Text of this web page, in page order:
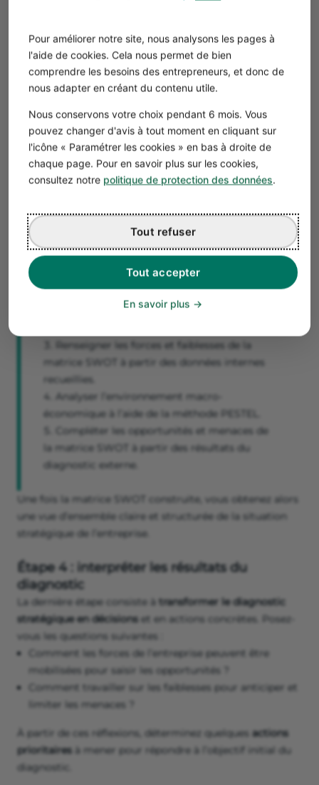
Pour améliorer notre site, nous analysons les pages à
l'aide de cookies. Cela nous permet de bien
comprendre les besoins des entrepreneurs, et donc de
nous adapter en créant du contenu utile.
Nous conservons votre choix pendant 6 mois. Vous
pouvez changer d'avis à tout moment en cliquant sur
l'icône « Paramétrer les cookies » en bas à droite de
chaque page. Pour en savoir plus sur les cookies,
consultez notre politique de protection des données.
Tout accepter
Tout refuser
En savoir plus
N’hésitez pas à mobiliser l'ensemble des parties
prenantes de l'entreprise. Échangez avec votre équipe,
vos fournisseurs et vos clients, afin d’obtenir une vision
plus complète et objective.
Étape 3 : utiliser les outils du diagnostic
stratégique
Les outils du diagnostic permettent de structurer,
classer et interpréter vos données brutes pour mieux les
l’analyse.
chaîne de valeur de Porter dans le
diagnostic interne ainsi que lescinq forces de
Porter pour identifier les activités clés et
Renseigner les forces et faiblesses de la
matrice SWOT à partir des données internes
recueillies.
Analyser l’environnement macro-
économique à l’aide de la méthode PESTEL.
Compléter les opportunités et menaces de
la matrice SWOT à partir des résultats du
diagnostic externe.
Une fois la matrice SWOT construite, vous obtenez alors
une vue d’ensemble claire et structurée de la situation
stratégique de l’entreprise.
Étape 4 : interpréter les résultats du
diagnostic
La dernière étape consiste à transformer le diagnostic
stratégique en décisions et en actions concrètes. Posez-
vous les questions suivantes :
Comment les forces de l’entreprise peuvent être
mobilisées pour saisir les opportunités ?
Comment travailler sur les faiblesses pour anticiper et
limiter les menaces ?
À partir de ces réflexions, déterminez quelques actions
prioritaires à mener pour répondre à l’objectif initial du
diagnostic.